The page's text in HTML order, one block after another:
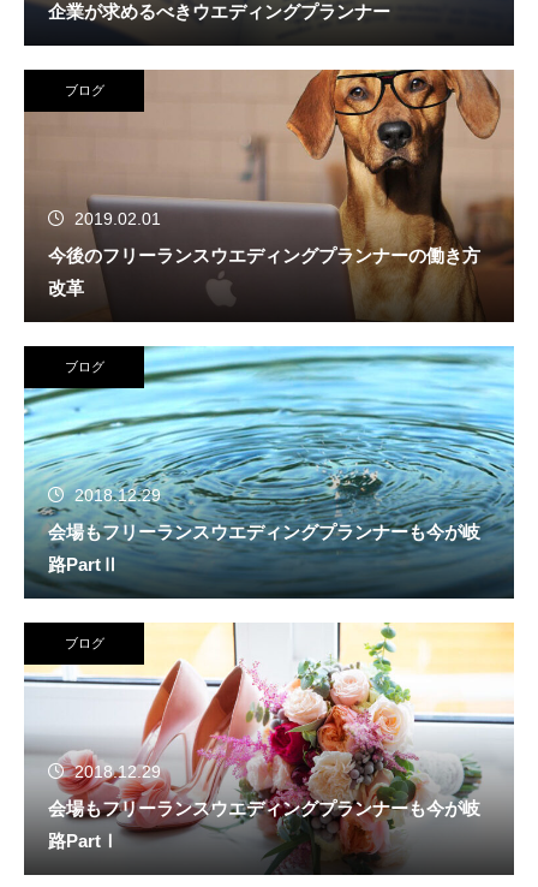
企業が求めるべきウエディングプランナー
ブログ
2019.02.01
今後のフリーランスウエディングプランナーの働き方
改革
ブログ
2018.12.29
会場もフリーランスウエディングプランナーも今が岐
路PartⅡ
ブログ
2018.12.29
会場もフリーランスウエディングプランナーも今が岐
路PartⅠ